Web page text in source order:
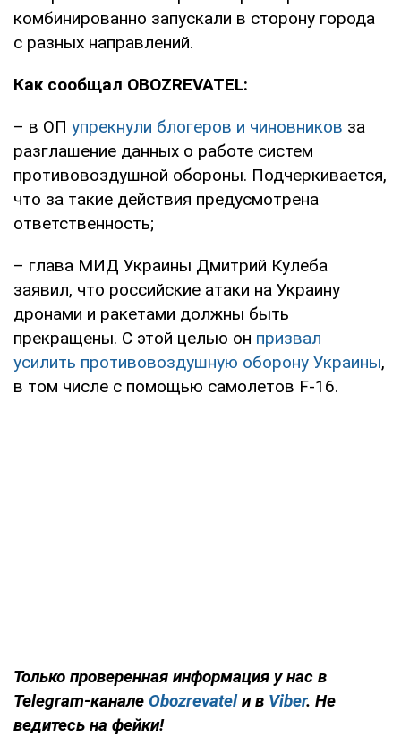
комбинированно запускали в сторону города
с разных направлений.
Как сообщал OBOZREVATEL:
– в ОП упрекнули блогеров и чиновников за
разглашение данных о работе систем
противовоздушной обороны. Подчеркивается,
что за такие действия предусмотрена
ответственность;
– глава МИД Украины Дмитрий Кулеба
заявил, что российские атаки на Украину
дронами и ракетами должны быть
прекращены. С этой целью он призвал
усилить противовоздушную оборону Украины,
в том числе с помощью самолетов F-16.
Только проверенная информация у нас в
Telegram-канале Obozrevatelи в Viber. Не
ведитесь на фейки!